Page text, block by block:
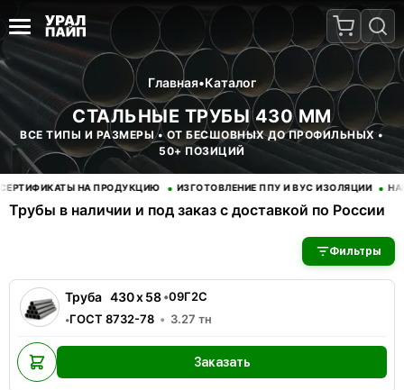
Главная•Каталог
СТАЛЬНЫЕ ТРУБЫ 430 ММ
ВСЕ ТИПЫ И РАЗМЕРЫ • ОТ БЕСШОВНЫХ ДО ПРОФИЛЬНЫХ •
50+ ПОЗИЦИЙ
НА ПРОДУКЦИЮ • ИЗГОТОВЛЕНИЕ ППУ И ВУС ИЗОЛЯЦИИ •
Трубы в наличии и под заказ с доставкой по России
В наличии 1 позиций трубы стальные. Купить трубы оптом с
Фильтры
Труба 430x58•09Г2С
•ГОСТ 8732-78 3.27 тн
Заказать